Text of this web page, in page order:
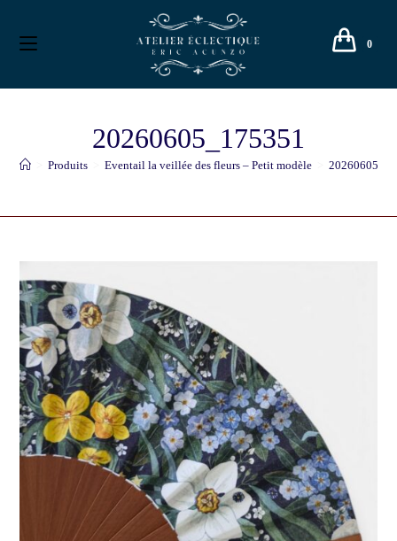
0
20260605_175351
Produits Eventail la veillée des fleurs – Petit modèle